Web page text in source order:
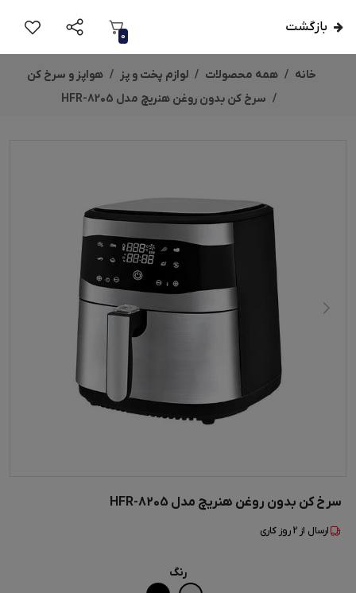
بازگشت
0
خانه همه محصولات لوازم پخت و پز
هواپز و سرخ کن
سرخ کن بدون روغن هنریچ مدل HFR-8205
سرخ کن بدون روغن هنریچ مدل HFR-8205
ارسال از 2روز کاری
رنگ